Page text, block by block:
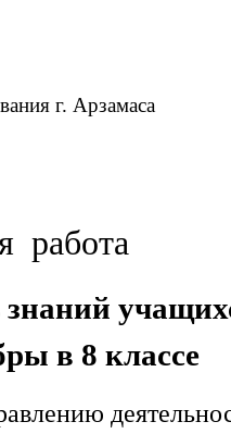
г. Арзамаса
работа
в 8 классе